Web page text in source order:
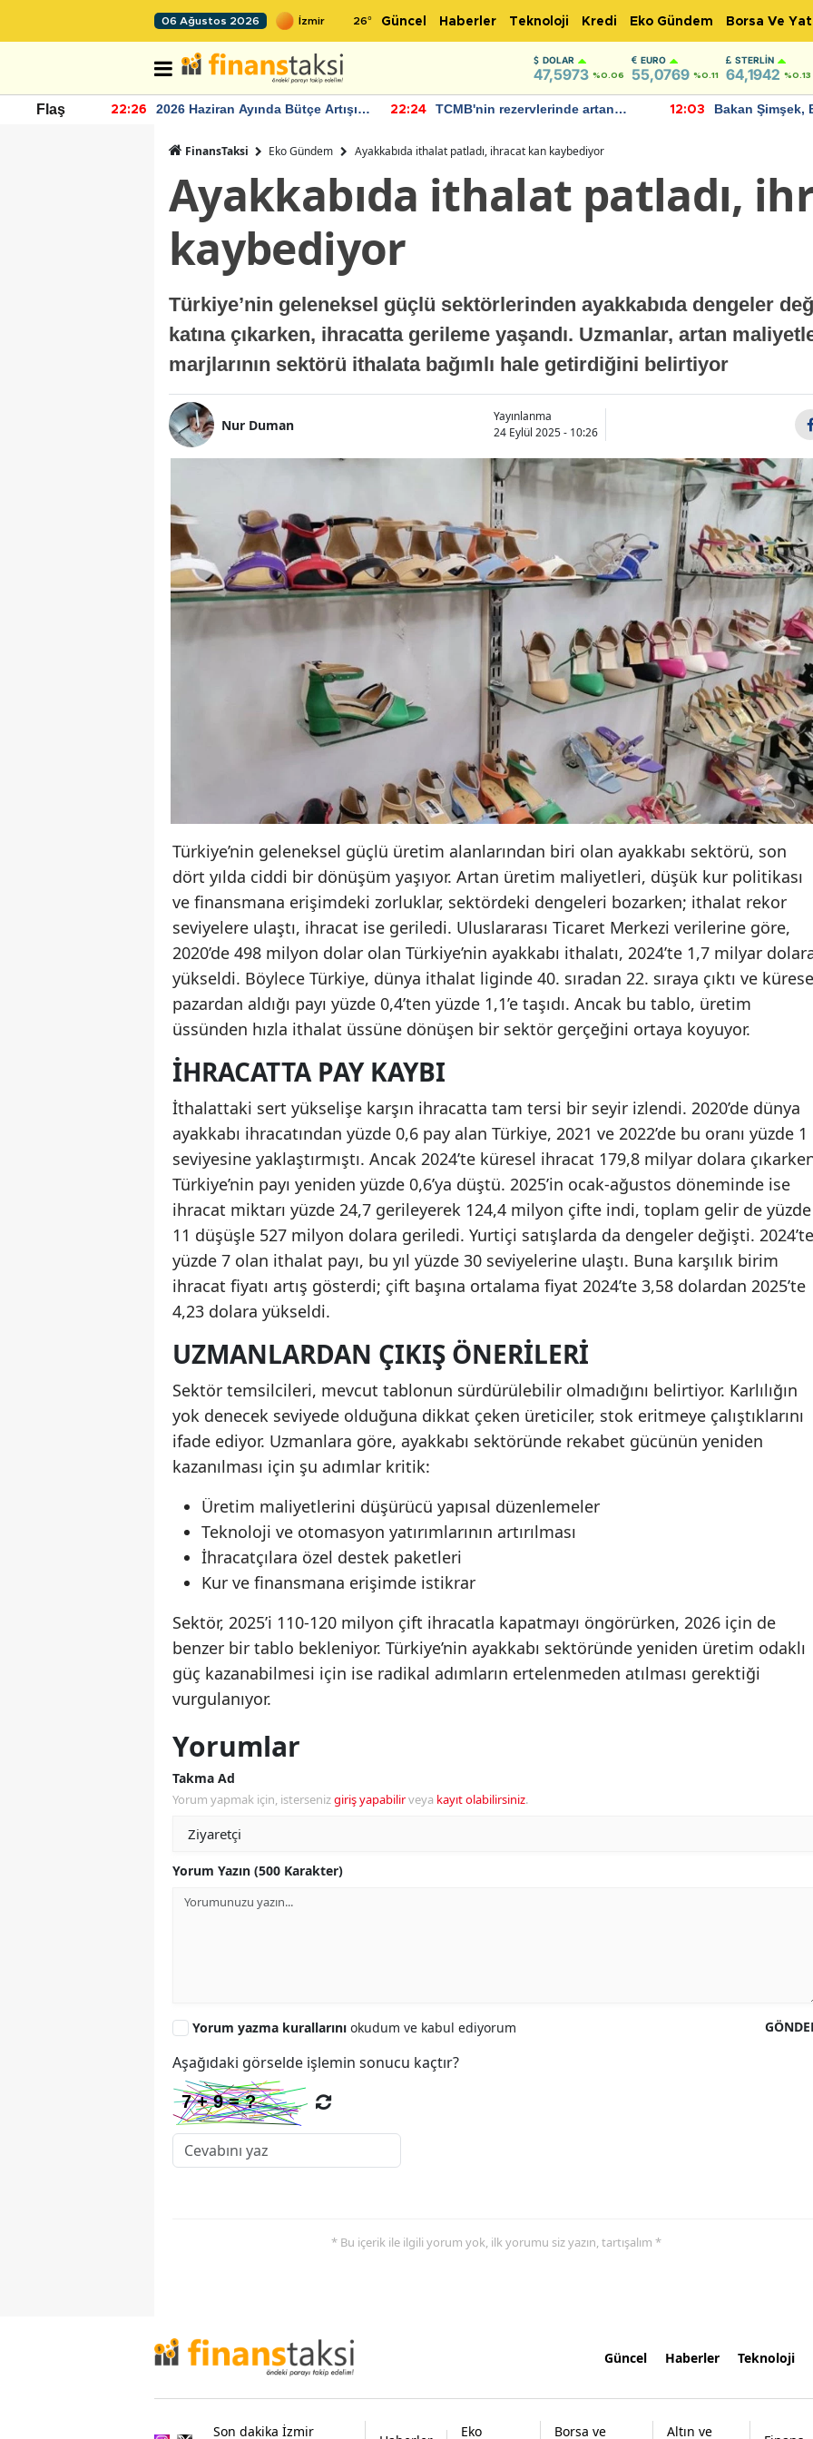
06 Ağustos 2026 26° Güncel Haberler Teknoloji Kredi Eko Gündem Borsa Ve
DOLAR
47,5973 %0.06
EURO
55,0769 %0.11
STERLIN
64,1942 %0.13
Flaş 22:26
2026 Haziran Ayında Bütçe Artışı
22:24
TCMB'nin rezervlerinde artan
12:03
Bakan Şimşek,
FinansTaksi Eko Gündem Ayakkabıda ithalat patladı, ihracat kan kaybediyor
Ayakkabıda ithalat patladı,
kaybediyor
Türkiye’nin geleneksel güçlü sektörlerinden ayakkabıda dengeler
katına çıkarken, ihracatta gerileme yaşandı. Uzmanlar, artan
marjlarının sektörü ithalata bağımlı hale getirdiğini belirtiyor
Nur Duman
Yayınlanma
24 Eylül 2025 - 10:26
Türkiye’nin geleneksel güçlü üretim alanlarından biri olan ayakkabı sektörü, son
dört yılda ciddi bir dönüşüm yaşıyor. Artan üretim maliyetleri, düşük kur politikası
ve finansmana erişimdeki zorluklar, sektördeki dengeleri bozarken; ithalat rekor
seviyelere ulaştı, ihracat ise geriledi. Uluslararası Ticaret Merkezi verilerine göre,
2020’de 498 milyon dolar olan Türkiye’nin ayakkabı ithalatı, 2024’te 1,7 milyar
yükseldi. Böylece Türkiye, dünya ithalat liginde 40. sıradan 22. sıraya çıktı ve
pazardan aldığı payı yüzde 0,4’ten yüzde 1,1’e taşıdı. Ancak bu tablo, üretim
üssünden hızla ithalat üssüne dönüşen bir sektör gerçeğini ortaya koyuyor.
İHRACATTA PAY KAYBI
İthalattaki sert yükselişe karşın ihracatta tam tersi bir seyir izlendi. 2020’de dünya
ayakkabı ihracatından yüzde 0,6 pay alan Türkiye, 2021 ve 2022’de bu oranı yüzde 1
seviyesine yaklaştırmıştı. Ancak 2024’te küresel ihracat 179,8 milyar dolara
Türkiye’nin payı yeniden yüzde 0,6’ya düştü. 2025’in ocak-ağustos döneminde ise
ihracat miktarı yüzde 24,7 gerileyerek 124,4 milyon çifte indi, toplam gelir de yüzde
11 düşüşle 527 milyon dolara geriledi. Yurtiçi satışlarda da dengeler değişti. 2024’te
yüzde 7 olan ithalat payı, bu yıl yüzde 30 seviyelerine ulaştı. Buna karşılık birim
ihracat fiyatı artış gösterdi; çift başına ortalama fiyat 2024’te 3,58 dolardan 2025’te
4,23 dolara yükseldi.
UZMANLARDAN ÇIKIŞ ÖNERILERI
Sektör temsilcileri, mevcut tablonun sürdürülebilir olmadığını belirtiyor. Karlılığın
yok denecek seviyede olduğuna dikkat çeken üreticiler, stok eritmeye çalıştıklarını
ifade ediyor. Uzmanlara göre, ayakkabı sektöründe rekabet gücünün yeniden
kazanılması için şu adımlar kritik:
Üretim maliyetlerini düşürücü yapısal düzenlemeler
Teknoloji ve otomasyon yatırımlarının artırılması
İhracatçılara özel destek paketleri
Kur ve finansmana erişimde istikrar
Sektör, 2025’i 110-120 milyon çift ihracatla kapatmayı öngörürken, 2026 için de
benzer bir tablo bekleniyor. Türkiye’nin ayakkabı sektöründe yeniden üretim odaklı
güç kazanabilmesi için ise radikal adımların ertelenmeden atılması gerektiği
vurgulanıyor.
Yorumlar
Takma Ad
Yorum yapmak için, istersenizgiriş yapabilirveya kayıt olabilirsiniz.
Yorum Yazın (500 Karakter)
Yorum yazma kurallarını okudum ve kabul ediyorum
Aşağıdaki görselde işlemin sonucu kaçtır?
* Bu içerik ile ilgili yorum yok, ilk yorumu siz yazın, tartışalım *
Güncel Haberler Teknoloji
Son dakika İzmir Eko Borsa ve Altın ve